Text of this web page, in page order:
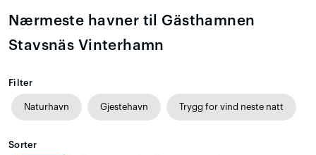
Nærmeste havner til Gästhamnen
Stavsnäs Vinterhamn
Filter
Naturhavn Gjestehavn Trygg for vind neste natt
Sorter